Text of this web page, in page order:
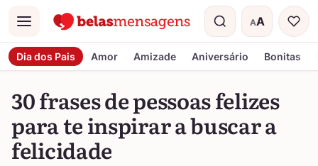
Menu AA
Tamanho do
Dia dos Pais Amor Amizade Aniversário Bonitas
30 frases de pessoas felizes
para te inspirar a buscar a
felicidade